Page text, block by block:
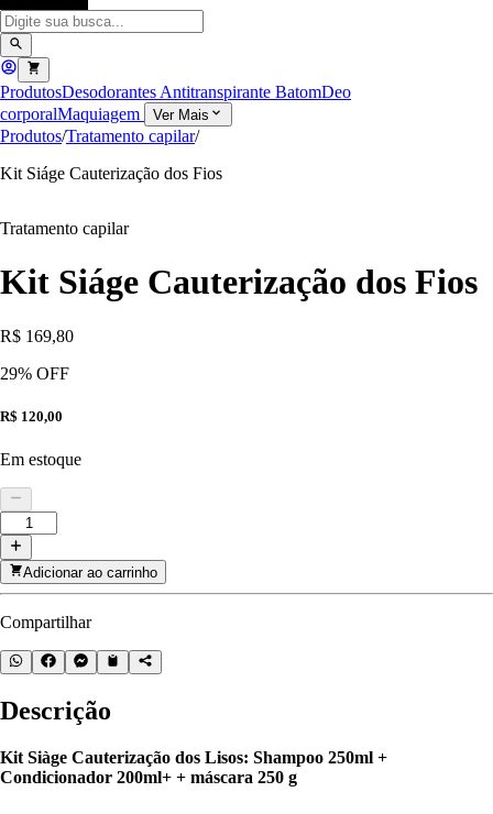
ProdutosDesodorantes Antitranspirante BatomDeo
corporalMaquiagem Ver Mais
Produtos/Tratamento capilar/
Kit Siáge Cauterização dos Fios
Tratamento capilar
Kit Siáge Cauterização dos Fios
R$ 169,80
29% OFF
R$ 120,00
Em estoque
Adicionar ao carrinho
Compartilhar
Descrição
Kit Siàge Cauterização dos Lisos: Shampoo 250ml +
Condicionador 200ml+ + máscara 250 g